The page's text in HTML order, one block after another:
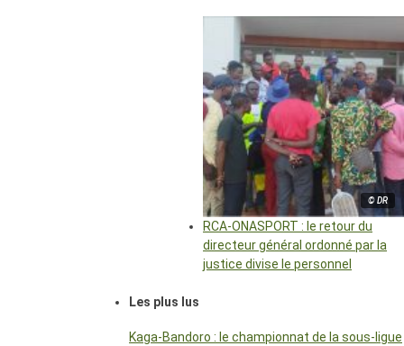
© DR
RCA-ONASPORT : le retour du
directeur général ordonné par la
justice divise le personnel
Les plus lus
Kaga-Bandoro : le championnat de la sous-ligue